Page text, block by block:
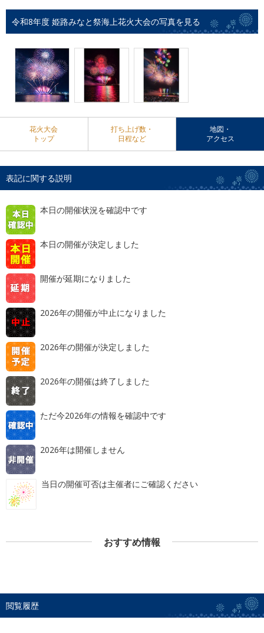
令和8年度 姫路みなと祭海上花火大会の写真を見る
花火大会
トップ
打ち上げ数・
日程など
地図・
アクセス
表記に関する説明
本日の開催状況を確認中です
本日の開催が決定しました
開催が延期になりました
2026年の開催が中止になりました
2026年の開催が決定しました
2026年の開催は終了しました
ただ今2026年の情報を確認中です
2026年は開催しません
当日の開催可否は主催者にご確認ください
おすすめ情報
閲覧履歴